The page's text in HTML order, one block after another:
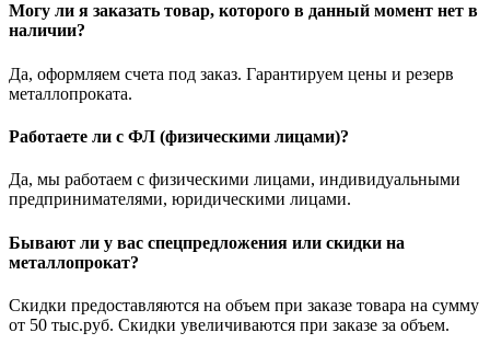
Могу ли я заказать товар, которого в данный момент нет в
наличии?
Да, оформляем счета под заказ. Гарантируем цены и резерв
металлопроката.
Работаете ли с ФЛ (физическими лицами)?
Да, мы работаем с физическими лицами, индивидуальными
предпринимателями, юридическими лицами.
Бывают ли у вас спецпредложения или скидки на
металлопрокат?
Скидки предоставляются на объем при заказе товара на сумму
от 50 тыс.руб. Скидки увеличиваются при заказе за объем.